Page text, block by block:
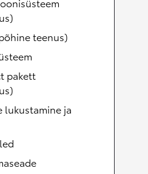
teenus)
pakett
lukustamine ja